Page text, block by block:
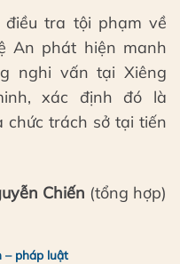
điều tra tội phạm về
An phát hiện manh
nghi vấn tại Xiêng
xác định đó là
chức trách sở tại tiến
Chiến (tổng hợp)
– pháp luật